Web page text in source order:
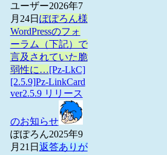
ユーザー2026年7
月24日 ぽぽろん様
WordPressのフォ
ーラム（下記）で
言及されていた脆
弱性に…[Pz-LkC]
[2.5.9]Pz-LinkCard
ver2.5.9 リリース
のお知らせ
ぽぽろん2025年9
月21日 返答ありが